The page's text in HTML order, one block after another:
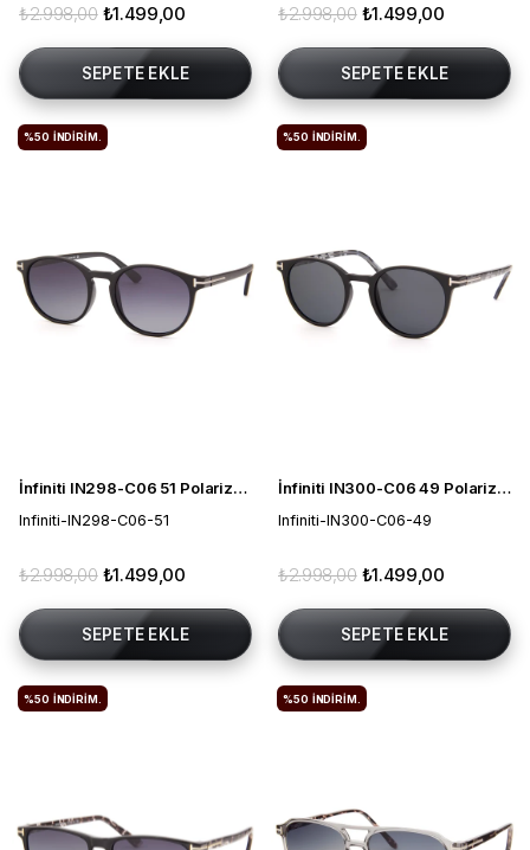
₺1.499,00
₺2.998,00
SEPETE EKLE
₺1.499,00
₺2.998,00
SEPETE EKLE
İnfiniti IN298-C06 51 Polarize Unisex Güneş Gözlüğü
Infiniti-IN298-C06-51
₺1.499,00
₺2.998,00
SEPETE EKLE
%50 İNDIRIM.
İnfiniti IN300-C06 49 Polarize Unisex Güneş Gözlüğü
Infiniti-IN300-C06-49
₺1.499,00
₺2.998,00
SEPETE EKLE
%50 İNDIRIM.
%50 İNDIRIM. %50 İNDIRIM.